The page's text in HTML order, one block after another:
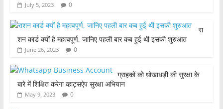
July 5, 2023 0
रा
शन कार्ड क्यों है महत्वपूर्ण, जानिए पहली बार कब हुई थी इसकी शुरुआत
June 26, 2023 0
ग्राहकों को धोखाधड़ी की सुरक्षा के
बारे में शिक्षित करेगा व्हाट्सऐप सुरक्षा अभियान
May 9, 2023 0